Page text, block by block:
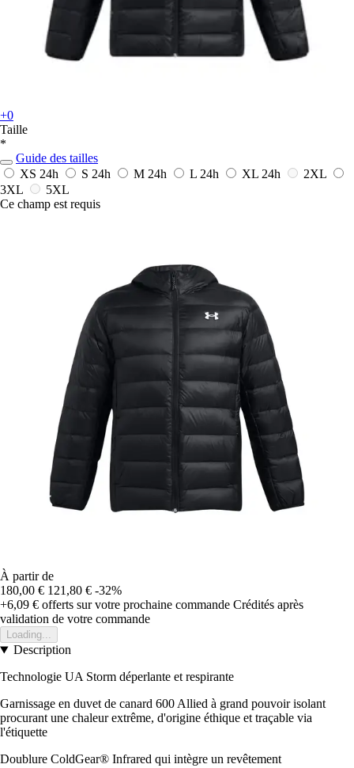
+0
Taille
*
Guide des tailles
XS 24h S 24h M 24h L 24h XL 24h
2XL
3XL
5XL
Ce champ est requis
À partir de
180,00 € 121,80 € -32%
+6,09 € offerts sur votre prochaine commande Crédités après
validation de votre commande
Loading...
Description
Technologie UA Storm déperlante et respirante
Garnissage en duvet de canard 600 Allied à grand pouvoir isolant
procurant une chaleur extrême, d'origine éthique et traçable via
l'étiquette
Doublure ColdGear® Infrared qui intègre un revêtement